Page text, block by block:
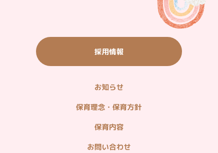
採用情報
お知らせ
保育理念・保育方針
保育内容
お問い合わせ